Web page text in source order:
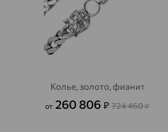
Колье, золото, фианит
от 260 806 ₽ 724 460₽